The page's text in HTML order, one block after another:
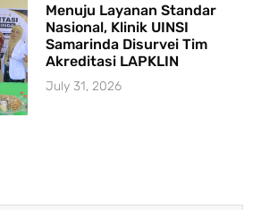
Menuju Layanan Standar
Nasional, Klinik UINSI
Samarinda Disurvei Tim
Akreditasi LAPKLIN
July 31, 2026